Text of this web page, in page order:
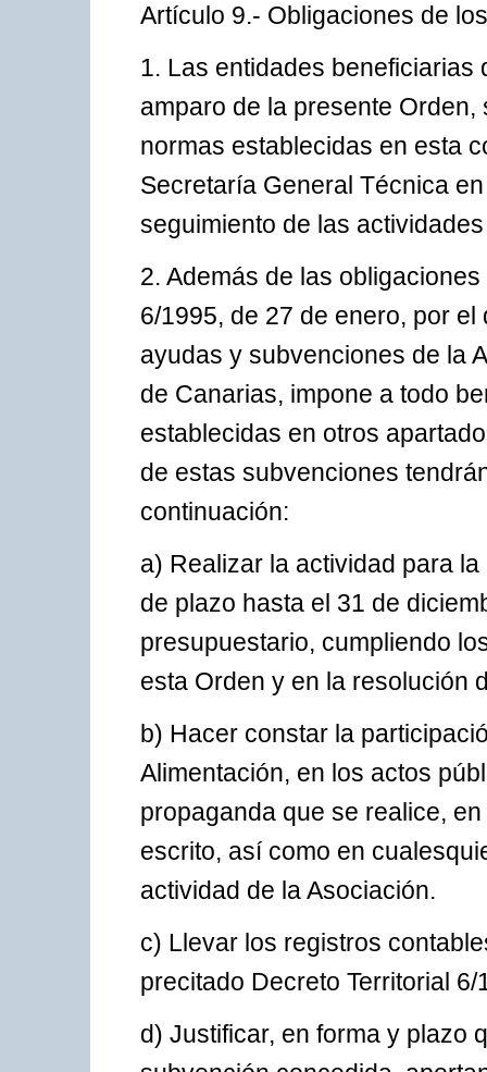
Artículo 9.- Obligaciones de
1. Las entidades
amparo de la presente
normas establecidas en esta
Secretaría General Técnica
seguimiento de las
2. Además de las
6/1995, de 27 de enero, por
ayudas y subvenciones de la
de Canarias, impone a todo
establecidas en otros
de estas subvenciones
continuación:
a) Realizar la actividad para
de plazo hasta el 31 de
presupuestario, cumpliendo
esta Orden y en la resolución
b) Hacer constar la
Alimentación, en los actos
propaganda que se realice,
escrito, así como en
actividad de la Asociación.
c) Llevar los registros
precitado Decreto Territorial 6/
d) Justificar, en forma y plazo